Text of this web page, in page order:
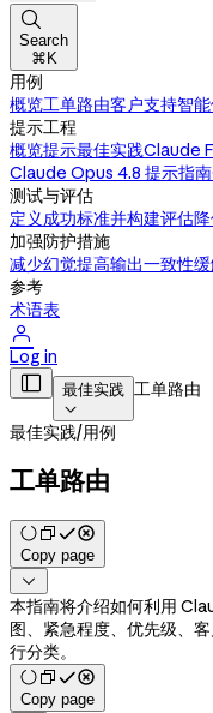

Search
⌘K
用例
概览工单路由客户支持智
提示工程
概览提示最佳实践Claude
Claude Opus 4.8 提示指南
测试与评估
定义成功标准并构建评估
加强防护措施
减少幻觉提高输出一致性
参考
术语表

Log in
 最佳实践

工单路由
最佳实践/用例
工单路由
Copy page

本指南将介绍如何利用
图、紧急程度、优先级、
行分类。
Copy page